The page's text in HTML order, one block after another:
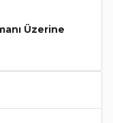
Üzerine